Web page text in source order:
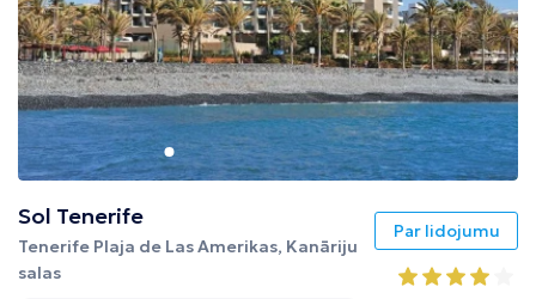
Sol Tenerife
Tenerife Plaja de Las Amerikas, Kanāriju
salas
Par lidojumu